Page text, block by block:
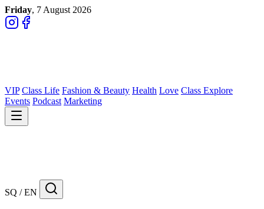
Friday, 7 August 2026
VIP Class Life Fashion & Beauty Health Love Class Explore
Events Podcast Marketing
SQ / EN